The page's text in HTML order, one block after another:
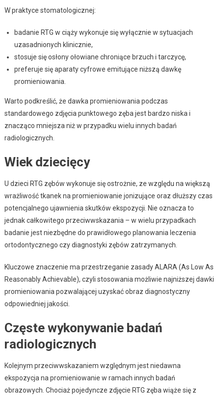
W praktyce stomatologicznej:
badanie RTG w ciąży wykonuje się wyłącznie w sytuacjach
uzasadnionych klinicznie,
stosuje się osłony ołowiane chroniące brzuch i tarczycę,
preferuje się aparaty cyfrowe emitujące niższą dawkę
promieniowania.
Warto podkreślić, że dawka promieniowania podczas
standardowego zdjęcia punktowego zęba jest bardzo niska i
znacząco mniejsza niż w przypadku wielu innych badań
radiologicznych.
Wiek dziecięcy
U dzieci RTG zębów wykonuje się ostrożnie, ze względu na większą
wrażliwość tkanek na promieniowanie jonizujące oraz dłuższy czas
potencjalnego ujawnienia skutków ekspozycji. Nie oznacza to
jednak całkowitego przeciwwskazania – w wielu przypadkach
badanie jest niezbędne do prawidłowego planowania leczenia
ortodontycznego czy diagnostyki zębów zatrzymanych.
Kluczowe znaczenie ma przestrzeganie zasady ALARA (As Low As
Reasonably Achievable), czyli stosowania możliwie najniższej dawki
promieniowania pozwalającej uzyskać obraz diagnostyczny
odpowiedniej jakości.
Częste wykonywanie badań
radiologicznych
Kolejnym przeciwwskazaniem względnym jest niedawna
ekspozycja na promieniowanie w ramach innych badań
obrazowych. Chociaż pojedyncze zdjęcie RTG zęba wiąże się z